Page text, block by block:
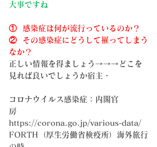
大事ですね
①  感染症は何が流行っているのか？
②  その感染症にどうして罹ってしまう
なか？
正しい情報を得ましょう→→→どこを
見れば良いでしょうか宿主・
コロナウイルス感染症：内閣官
房
https://corona.go.jp/various-data/
FORTH（厚生労働省検疫所）海外旅行